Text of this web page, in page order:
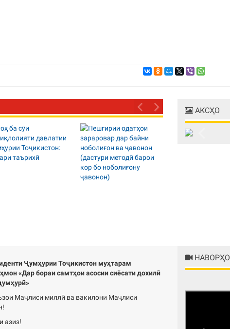
АКСҲО
Ҷумҳурии Тоҷикистон муҳтарам
«Дар бораи самтҳои асосии сиёсати дохилӣ
Маҷлиси миллӣ ва вакилони Маҷлиси
азиз!
НАВОРҲО